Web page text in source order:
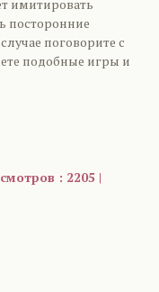
имитировать
посторонние
поговорите с
подобные игры и
: 2205 |